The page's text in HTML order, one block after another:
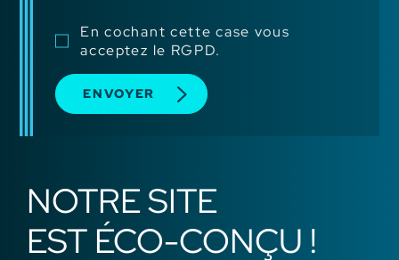
En cochant cette case vous
acceptez le RGPD.
ENVOYER
NOTRE SITE
EST ÉCO-CONÇU !